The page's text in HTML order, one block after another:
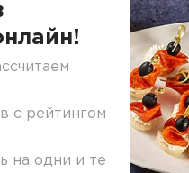
с рейтингом
на одни и те